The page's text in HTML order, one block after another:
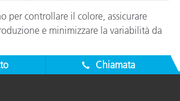
per controllare il colore, assicurare
e minimizzare la variabilità da
Chiamata